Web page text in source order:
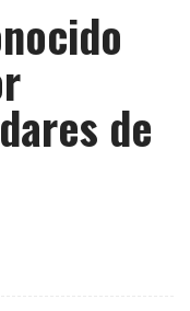
de